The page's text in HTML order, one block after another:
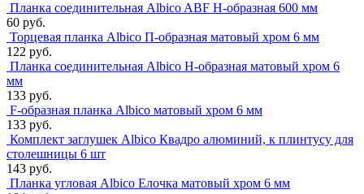
Планка соединительная Albico ABF Н-образная 600 мм
60 руб.
Торцевая планка Albico П-образная матовый хром 6 мм
122 руб.
Планка соединительная Albico Н-образная матовый хром 6
мм
133 руб.
F-образная планка Albico матовый хром 6 мм
133 руб.
Комплект заглушек Albico Квадро алюминий, к плинтусу для
столешницы 6 шт
143 руб.
Планка угловая Albico Елочка матовый хром 6 мм